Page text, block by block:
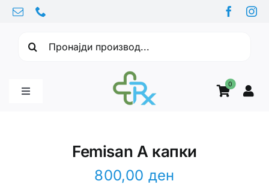
Skip
content
0
Toggle
Femisan A капки
800,00 ден